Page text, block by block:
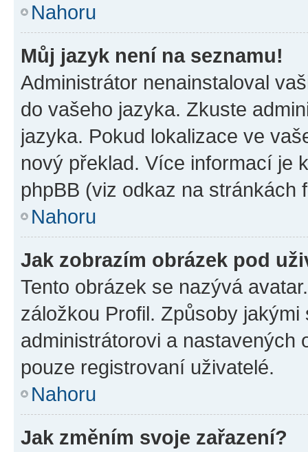
Nahoru
Můj jazyk není na seznamu!
Administrátor nenainstaloval
do vašeho jazyka. Zkuste
jazyka. Pokud lokalizace ve
nový překlad. Více informací je
phpBB (viz odkaz na stránkách
Nahoru
Jak zobrazím obrázek pod
Tento obrázek se nazývá
záložkou Profil. Způsoby
administrátorovi a nastavených
pouze registrovaní uživatelé.
Nahoru
Jak změním svoje zařazení?